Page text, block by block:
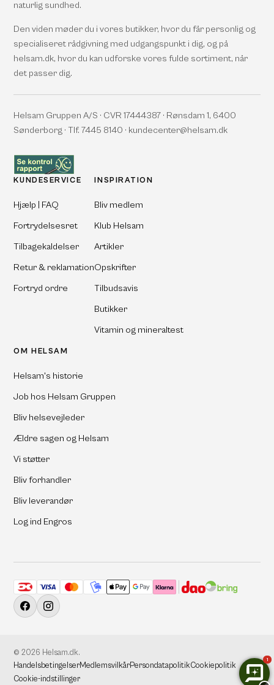
naturlig sundhed.
Den viden møder du i vores butikker, hvor du får personlig og
specialiseret rådgivning med udgangspunkt i dig, og på
helsam.dk, hvor du kan udforske vores fulde sortiment, når
det passer dig.
Helsam Gruppen A/S · CVR 17444387 · Rønsdam 1, 6400
Sønderborg · Tlf. 7445 8140 · kundecenter@helsam.dk
KUNDESERVICE
Hjælp | FAQ
Fortrydelsesret
Tilbagekaldelser
Retur & reklamation
Fortryd ordre
INSPIRATION
Bliv medlem
Klub Helsam
Artikler
Opskrifter
Tilbudsavis
Butikker
Vitamin og mineraltest
OM HELSAM
Helsam's historie
Job hos Helsam Gruppen
Bliv helsevejleder
Ældre sagen og Helsam
Vi støtter
Bliv forhandler
Bliv leverandør
Log ind Engros
Accepterede betalingsmetoder
FacebookInstagram
© 2026 Helsam.dk.
HandelsbetingelserMedlemsvilkårPersondatapolitikCookiepolitik
Cookie-indstillinger
1